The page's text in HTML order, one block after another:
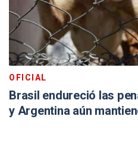
OFICIAL
Brasil endureció las
y Argentina aún